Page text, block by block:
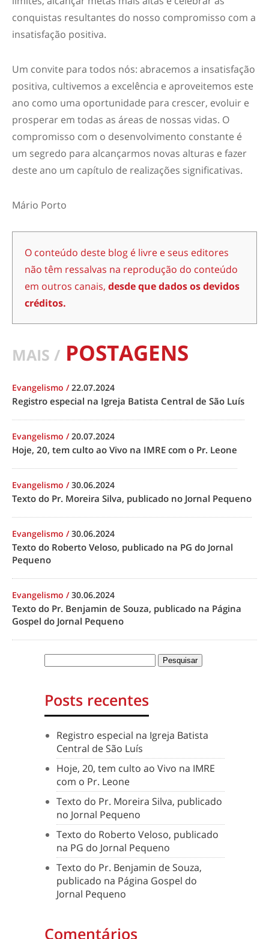
conquistas resultantes do nosso compromisso com a
insatisfação positiva.
Um convite para todos nós: abracemos a insatisfação
positiva, cultivemos a excelência e aproveitemos este
ano como uma oportunidade para crescer, evoluir e
prosperar em todas as áreas de nossas vidas. O
compromisso com o desenvolvimento constante é
um segredo para alcançarmos novas alturas e fazer
deste ano um capítulo de realizações significativas.
Mário Porto
O conteúdo deste blog é livre e seus editores
não têm ressalvas na reprodução do conteúdo
em outros canais, desde que dados os devidos
créditos.
MAIS / POSTAGENS
Evangelismo /22.07.2024
Registro especial na Igreja Batista Central de São Luís
Evangelismo /20.07.2024
Hoje, 20, tem culto ao Vivo na IMRE com o Pr. Leone
Evangelismo /30.06.2024
Texto do Pr. Moreira Silva, publicado no Jornal Pequeno
Evangelismo /30.06.2024
Texto do Roberto Veloso, publicado na PG do Jornal
Pequeno
Evangelismo /30.06.2024
Texto do Pr. Benjamin de Souza, publicado na Página
Gospel do Jornal Pequeno
Posts recentes
Registro especial na Igreja Batista
Central de São Luís
Hoje, 20, tem culto ao Vivo na IMRE
com o Pr. Leone
Texto do Pr. Moreira Silva, publicado
no Jornal Pequeno
Texto do Roberto Veloso, publicado
na PG do Jornal Pequeno
Texto do Pr. Benjamin de Souza,
publicado na Página Gospel do
Jornal Pequeno
Comentários